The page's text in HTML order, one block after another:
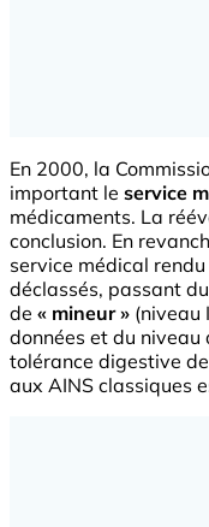
En 2000, la
important le service
médicaments. La
conclusion. En
service médical
déclassés, passant
de « mineur » (niveau
données et du niveau
tolérance digestive
aux AINS classiques